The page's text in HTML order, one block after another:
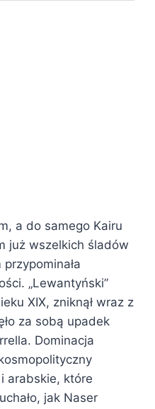
a do samego Kairu
już wszelkich śladów
„Lewantyński”
XIX, zniknął wraz z
za sobą upadek
Dominacja
arabskie, które
jak Naser